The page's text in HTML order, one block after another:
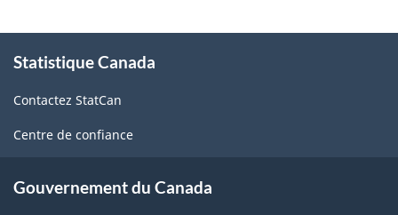
propos
ce
site
Statistique Canada
Contactez StatCan
Centre de confiance
Gouvernement du Canada